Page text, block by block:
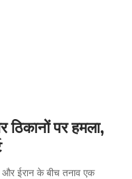
ठिकानों पर हमला,
ईरान के बीच तनाव एक